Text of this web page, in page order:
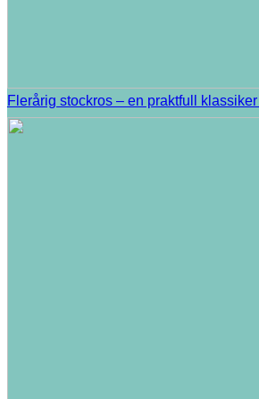
Flerårig stockros – en praktfull